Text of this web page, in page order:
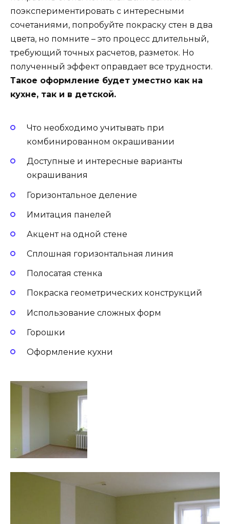
поэкспериментировать с интересными
сочетаниями, попробуйте покраску стен в два
цвета, но помните – это процесс длительный,
требующий точных расчетов, разметок. Но
полученный эффект оправдает все трудности.
Такое оформление будет уместно как на
кухне, так и в детской.
Что необходимо учитывать при
комбинированном окрашивании
Доступные и интересные варианты
окрашивания
Горизонтальное деление
Имитация панелей
Акцент на одной стене
Сплошная горизонтальная линия
Полосатая стенка
Покраска геометрических конструкций
Использование сложных форм
Горошки
Оформление кухни